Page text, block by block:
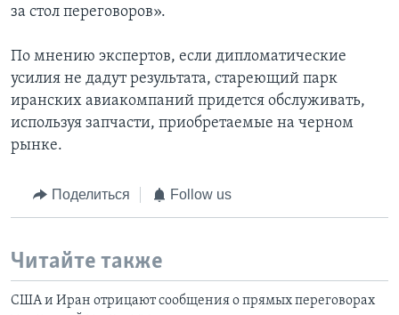
за стол переговоров».
По мнению экспертов, если дипломатические
усилия не дадут результата, стареющий парк
иранских авиакомпаний придется обслуживать,
используя запчасти, приобретаемые на черном
рынке.
Поделиться Follow us
Читайте также
США и Иран отрицают сообщения о прямых переговорах